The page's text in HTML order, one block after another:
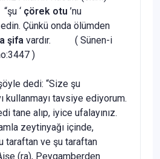
‘ çörek otu ’nu
Çünkü onda ölümden
şifa vardır. ( Sünen-i
)
dedi: “Size şu
kullanmayı tavsiye ediyorum.
tane alıp, iyice ufalayınız.
zeytinyağı içinde,
taraftan ve şu taraftan
(ra), Peygamberden